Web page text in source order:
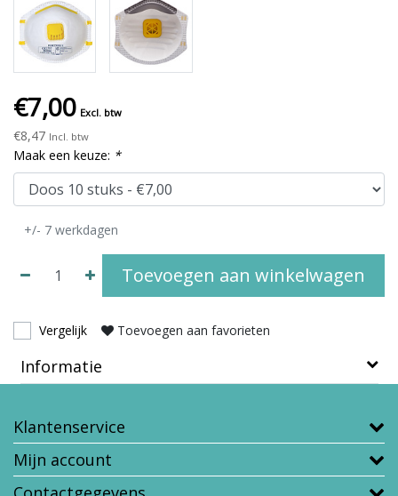
€7,00 Excl. btw
€8,47 Incl. btw
Maak een keuze: *
+/- 7 werkdagen
Toevoegen aan winkelwagen
Vergelijk Toevoegen aan favorieten
Informatie
Klantenservice
Mijn account